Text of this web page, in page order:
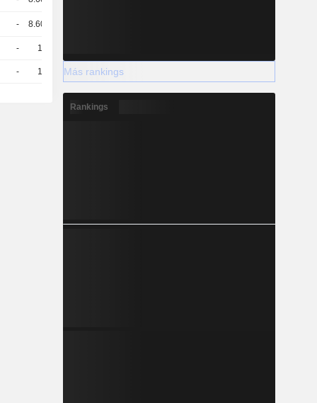
- 8.606
- 10
- 10 2,600 EUR
Más rankings
Rankings